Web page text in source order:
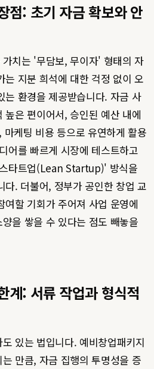
점: 초기 자금 확보와 안
치는 '무담보, 무이자' 형태의 자
는 지분 희석에 대한 걱정 없이 오
는 환경을 제공받습니다. 자금 사
은 편이어서, 승인된 예산 내에
케팅 비용 등으로 유연하게 활용
어를 빠르게 시장에 테스트하고
타트업(Lean Startup)' 방식을
다. 더불어, 정부가 공인한 창업 교
할 기회가 주어져 사업 운영에
을 쌓을 수 있다는 점도 빼놓을
계: 서류 작업과 형식적
있는 법입니다. 예비창업패키지
만큼, 자금 집행의 투명성을 증